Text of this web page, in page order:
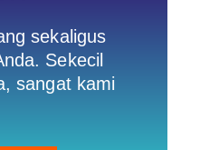
sekaligus
Sekecil
sangat kami